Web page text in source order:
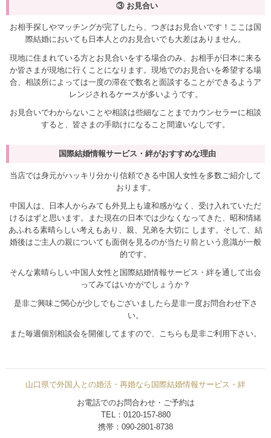
③ お見合い
お相手探しやマッチングが完了したら、つぎはお見合いです！ここは国
際結婚においても日本人とのお見合いでも大差はありません。
現地に住まれている方とお見合いをする場合のみ、お相手が日本に来る
か皆さまが現地に行くことになります。現地でのお見合いを希望する場
合、相談所によっては一度の滞在で数名と面談することができるようア
レンジされるケースが多いようです。
お見合いでわからないことや相談は些細なことまでカウンセラーに相談
すると、皆さまの手助けになること間違いなしです。
国際結婚情報サービス・絆がおすすめな理由
当店では身元がハッキリ分かり信頼できる中国人女性を多数ご紹介して
おります。
中国人は、日本人からみても外見上も違和感がなく、受け入れていただ
けるはずと思います。また現在の日本では少なくなってきた、昭和情緒
あふれる素晴らしい考えもあり、親、兄弟を大切に します。そして、結
婚後はご主人の親についても面倒を見るのが当たり前という意識が一般
的です。
そんな素晴らしい中国人女性と国際結婚情報サービス・絆を通して出会
ってみてはいかがでしょうか？
是非ご興味ご関心が少しでもございましたら是非一度お問合わせ下さ
い。
また毎週個別相談会を開催してますので、こちらも是非ご利用下さい。
山口県で外国人との婚活・再婚なら国際結婚情報サービス・絆
お電話でのお問合わせ・ご予約は
TEL：0120-157-880
携帯：090-2801-8738